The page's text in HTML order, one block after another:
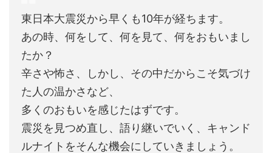
東日本大震災から早くも10年が経ちます。
あの時、何をして、何を見て、何をおもいまし
たか？
辛さや怖さ、しかし、その中だからこそ気づけ
た人の温かさなど、
多くのおもいを感じたはずです。
震災を見つめ直し、語り継いでいく、キャンド
ルナイトをそんな機会にしていきましょう。